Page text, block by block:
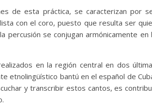
de esta práctica, se caracterizan por
con el coro, puesto que resulta ser
percusión se conjugan armónicamente en
en la región central en dos
etnolingüístico bantú en el español de
y transcribir estos cantos, es